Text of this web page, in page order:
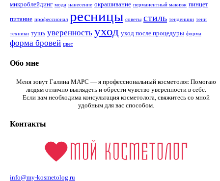
микроблейдинг мода нанесение окрашивание перманентный макияж пинцет
питание профессионал ресницы советы стиль тенденции тени
техники тушь уверенность уход уход после процедуры форма
форма бровей цвет
Обо мне
Меня зовут Галина МАРС — я профессиональный косметолог. Помогаю
людям отлично выглядеть и обрести чувство уверенности в себе.
Если вам необходима консультация косметолога, свяжитесь со мной
удобным для вас способом.
Контакты
info@my-kosmetolog.ru